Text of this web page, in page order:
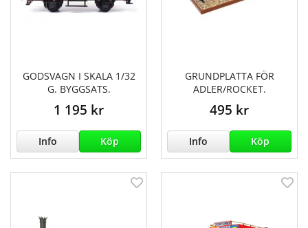
GODSVAGN I SKALA 1/32
G. BYGGSATS.
1 195 kr
Info Köp
GRUNDPLATTA FÖR
ADLER/ROCKET.
495 kr
Info Köp